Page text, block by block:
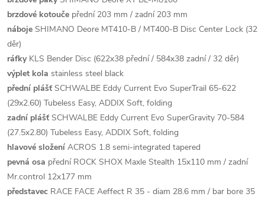
brzdové kotouče přední 203 mm / zadní 203 mm
náboje SHIMANO Deore MT410-B / MT400-B Disc Center Lock (32
děr)
ráfkyKLS Bender Disc (622x38 přední / 584x38 zadní / 32 děr)
výplet kola stainless steel black
přední plášť SCHWALBE Eddy Current Evo SuperTrail 65-622
(29x2.60) Tubeless Easy, ADDIX Soft, folding
zadní plášť SCHWALBE Eddy Current Evo SuperGravity 70-584
(27.5x2.80) Tubeless Easy, ADDIX Soft, folding
hlavové složení ACROS 1.8 semi-integrated tapered
pevná osa přední ROCK SHOX Maxle Stealth 15x110 mm / zadní
Mr.control 12x177 mm
představec RACE FACE Aeffect R 35 - diam 28.6 mm / bar bore 35